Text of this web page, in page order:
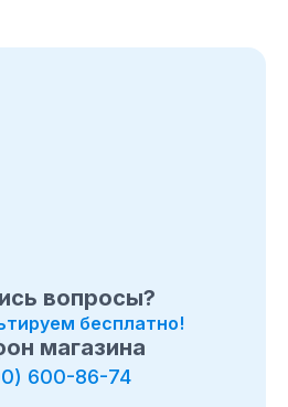
вопросы?
бесплатно!
магазина
600-86-74